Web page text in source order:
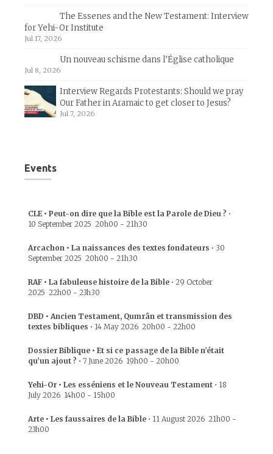
The Essenes and the New Testament: Interview
for Yehi-Or Institute
Jul 17, 2026
Un nouveau schisme dans l’Église catholique
Jul 8, 2026
Interview Regards Protestants: Should we pray
Our Father in Aramaic to get closer to Jesus?
Jul 7, 2026
Events
CLE • Peut-on dire que la Bible est la Parole de Dieu ? •
10 September 2025 20h00 - 21h30
Arcachon • La naissances des textes fondateurs • 30
September 2025 20h00 - 21h30
RAF • La fabuleuse histoire de la Bible • 29 October
2025 22h00 - 23h30
DBD • Ancien Testament, Qumrân et transmission des
textes bibliques • 14 May 2026 20h00 - 22h00
Dossier Biblique • Et si ce passage de la Bible n’était
qu’un ajout ? • 7 June 2026 19h00 - 20h00
Yehi-Or • Les esséniens et le Nouveau Testament • 18
July 2026 14h00 - 15h00
Arte • Les faussaires de la Bible • 11 August 2026 21h00 -
23h00